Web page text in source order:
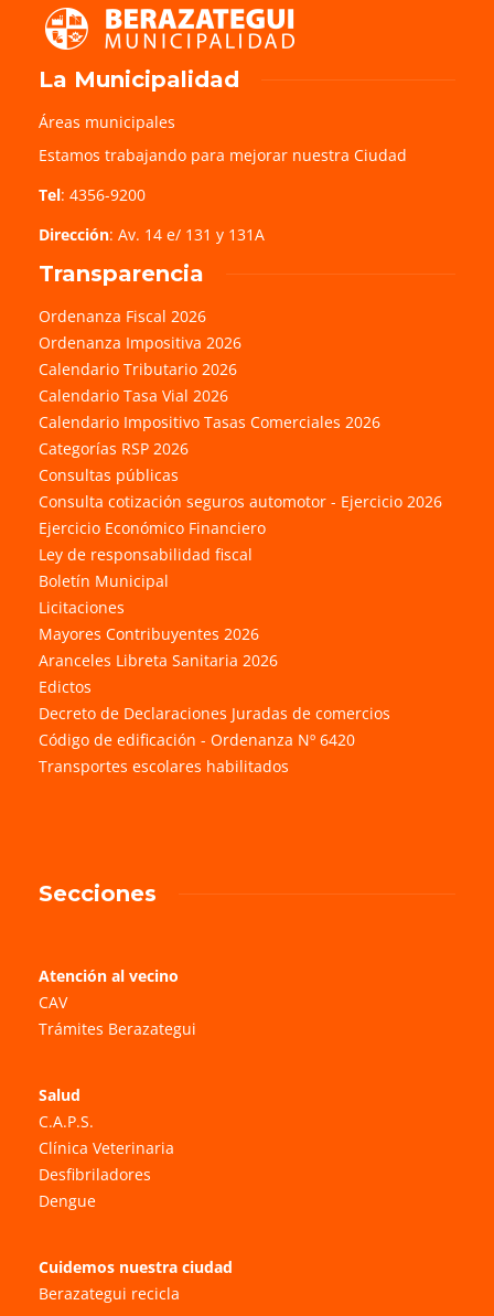
La Municipalidad
Áreas municipales
Estamos trabajando para mejorar nuestra Ciudad
Tel: 4356-9200
Dirección: Av. 14 e/ 131 y 131A
Transparencia
Ordenanza Fiscal 2026
Ordenanza Impositiva 2026
Calendario Tributario 2026
Calendario Tasa Vial 2026
Calendario Impositivo Tasas Comerciales 2026
Categorías RSP 2026
Consultas públicas
Consulta cotización seguros automotor - Ejercicio 2026
Ejercicio Económico Financiero
Ley de responsabilidad fiscal
Boletín Municipal
Licitaciones
Mayores Contribuyentes 2026
Aranceles Libreta Sanitaria 2026
Edictos
Decreto de Declaraciones Juradas de comercios
Código de edificación - Ordenanza Nº 6420
Transportes escolares habilitados
Secciones
Atención al vecino
CAV
Trámites Berazategui
Salud
C.A.P.S.
Clínica Veterinaria
Desfibriladores
Dengue
Cuidemos nuestra ciudad
Berazategui recicla